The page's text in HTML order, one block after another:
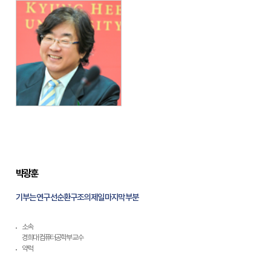
박광훈
기부는 연구 선순환구조의 제일 마지막 부분
소속
경희대 컴퓨터공학부 교수
약력